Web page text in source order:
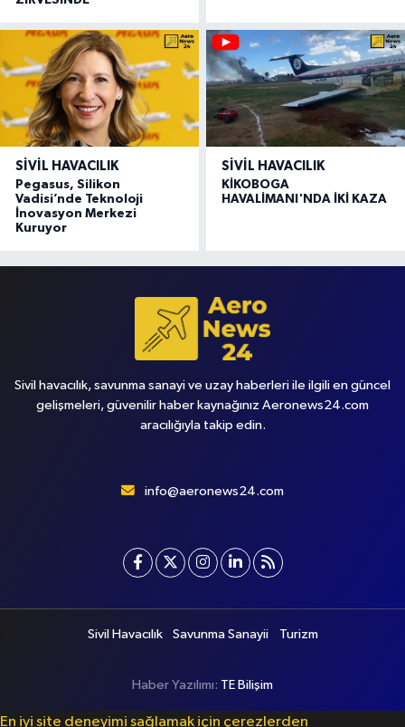
SIVIL HAVACILIK
Pegasus, Silikon
Vadisi’nde Teknoloji
İnovasyon Merkezi
Kuruyor
SIVIL HAVACILIK
KİKOBOGA
HAVALİMANI'NDA İKİ KAZA
Sivil havacılık, savunma sanayi ve uzay haberleri ile ilgili en güncel
gelişmeleri, güvenilir haber kaynağınız Aeronews24.com
aracılığıyla takip edin.
info@aeronews24.com
Sivil Havacılık Savunma Sanayii Turizm
Haber Yazılımı: TE Bilişim
En iyi site deneyimi sağlamak için çerezlerden